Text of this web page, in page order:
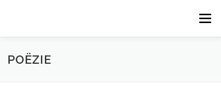
Menu
HOME
POËZIE